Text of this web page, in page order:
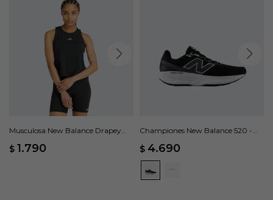
Musculosa New Balance Drapey
$ 1.790
Championes New Balance 520 -
$ 4.690